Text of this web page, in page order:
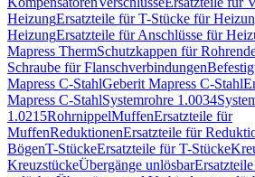
HeizungErsatzteile für T-Stücke für
HeizungErsatzteile für Anschlüsse für
Mapress ThermSchutzkappen für
Schraube für Flanschverbindungen
Mapress C-StahlGeberit Mapress C-Stahl
Mapress C-StahlSystemrohre 1.0034
1.0215RohrnippelMuffenErsatzteile für
MuffenReduktionenErsatzteile für
BögenT-StückeErsatzteile für T-Stücke
KreuzstückeÜbergänge unlösbar